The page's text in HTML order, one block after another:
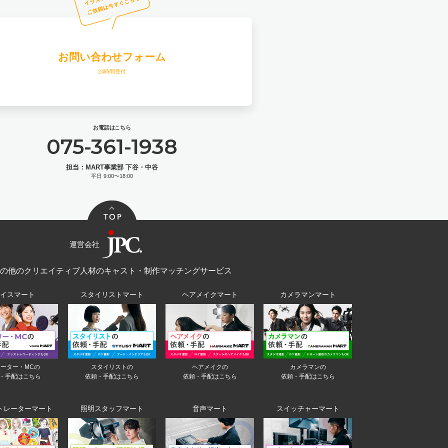
お問い合わせフォーム
24時間受付
お電話はこちら
075-361-1938
担当：MART事業部 下谷・中谷
平日 9:00〜18:00
運営会社
他のクリエイティブ人材のキャスト・制作マッチングサービス
スマート
ター・MCの
手配はこちら
スタイリストマート
スタイリストの
依頼・手配はこちら
ヘアメイクマート
ヘアメイクの
依頼・手配はこちら
カメラマンマート
カメラマンの
依頼・手配はこちら
レーターマート 照明スタッフマート 音声マート スイッチャーマート